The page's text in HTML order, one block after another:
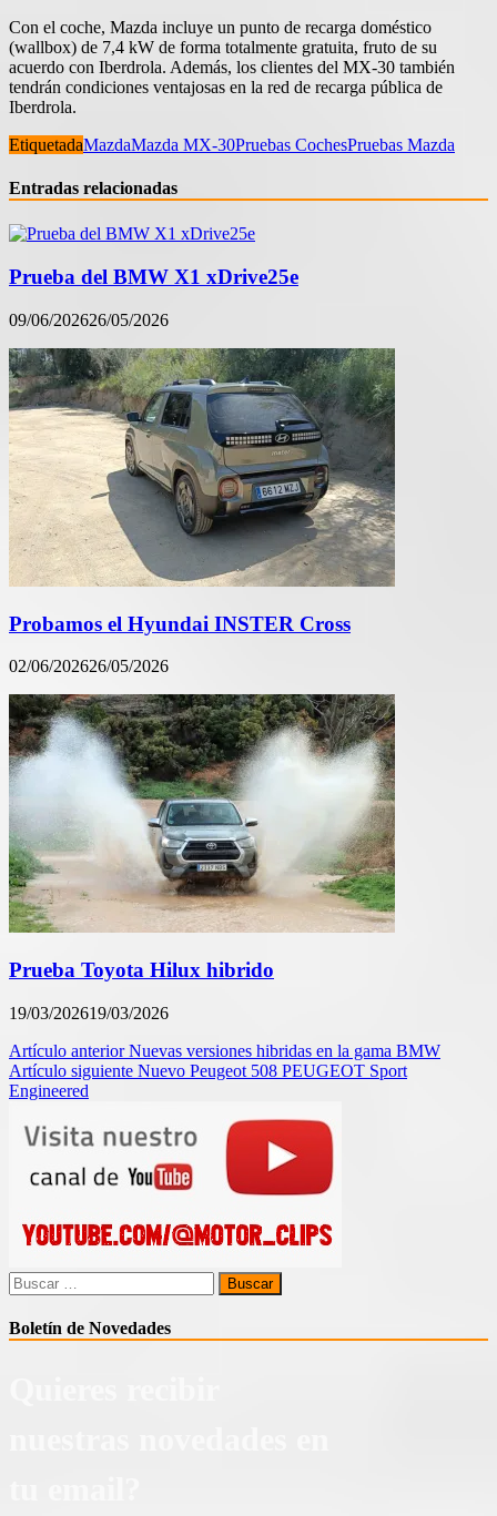
Con el coche, Mazda incluye un punto de recarga doméstico
(wallbox) de 7,4 kW de forma totalmente gratuita, fruto de su
acuerdo con Iberdrola. Además, los clientes del MX-30 también
tendrán condiciones ventajosas en la red de recarga pública de
Iberdrola.
EtiquetadaMazdaMazda MX-30Pruebas CochesPruebas Mazda
Entradas relacionadas
Prueba del BMW X1 xDrive25e
09/06/202626/05/2026
Probamos el Hyundai INSTER Cross
02/06/202626/05/2026
Prueba Toyota Hilux hibrido
19/03/202619/03/2026
Navegación
de
Artículo anterior Nuevas versiones hibridas en la gama BMW
Artículo siguiente Nuevo Peugeot 508 PEUGEOT Sport
Engineered
Buscar:
Boletín de Novedades